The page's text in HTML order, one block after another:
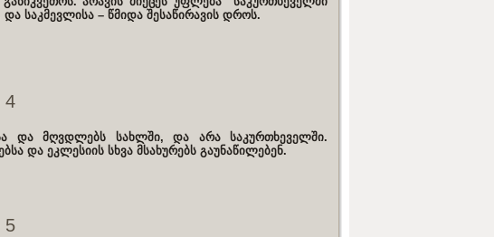
საკმევლისა – წმიდა შესაწირავის დროს.
4
და მღვდლებს სახლში, და არა საკურთხეველში.
და ეკლესიის სხვა მსახურებს გაუნაწილებენ.
5